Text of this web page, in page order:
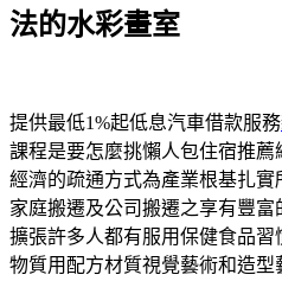
法的水彩畫室
提供最低1%起低息汽車借款服務
課程是要怎麼挑懶人包住宿推薦
經濟的疏通方式為產業根基扎實
家庭搬遷及公司搬遷之享有豐富
擴張許多人都有服用保健食品習
物質用配方材質視覺藝術和造型